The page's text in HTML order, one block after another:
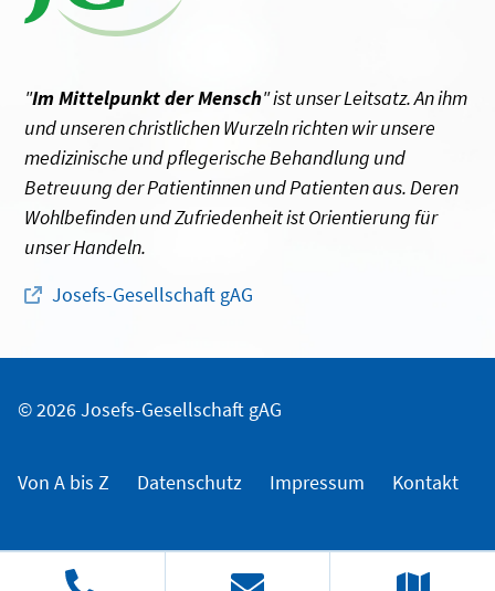
"Im Mittelpunkt der Mensch" ist unser Leitsatz. An ihm
und unseren christlichen Wurzeln richten wir unsere
medizinische und pflegerische Behandlung und
Betreuung der Patientinnen und Patienten aus. Deren
Wohlbefinden und Zufriedenheit ist Orientierung für
unser Handeln.
Josefs-Gesellschaft gAG
Von A bis Z Datenschutz Impressum Kontakt
© 2026 Josefs-Gesellschaft gAG